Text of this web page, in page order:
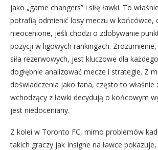
jako „game changers” i siłę ławki. To
potrafią odmienić losy meczu w końcówce,
nieocenione, jeśli chodzi o zdobywanie
pozycji w ligowych rankingach.
siła rezerwowych, jest kluczowe dla
dogłębnie analizować mecze i strategie. Z
doświadczenia jako fana, często to właśnie
wchodzący z ławki decydują o końcowym
jest niedoceniany.
Z kolei w Toronto FC, mimo problemów
takich graczy jak Insigne na ławce pokazuje,